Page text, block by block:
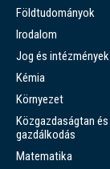
Földtudományok
Irodalom
Jog és intézmények
Kémia
Környezet
Közgazdaságtan és
gazdálkodás
Matematika